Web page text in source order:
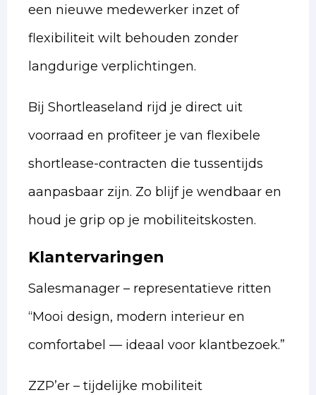
een nieuwe medewerker inzet of
flexibiliteit wilt behouden zonder
langdurige verplichtingen.
Bij Shortleaseland rijd je direct uit
voorraad en profiteer je van flexibele
shortlease-contracten die tussentijds
aanpasbaar zijn. Zo blijf je wendbaar en
houd je grip op je mobiliteitskosten.
Klantervaringen
Salesmanager – representatieve ritten
“Mooi design, modern interieur en
comfortabel — ideaal voor klantbezoek.”
ZZP’er – tijdelijke mobiliteit